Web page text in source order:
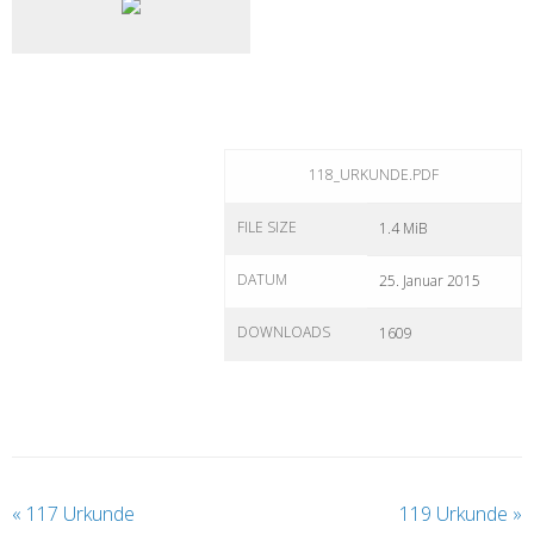
118_URKUNDE.PDF
FILE SIZE 1.4 MiB
DATUM 25. Januar 2015
DOWNLOADS 1609
« 117 Urkunde 119 Urkunde »